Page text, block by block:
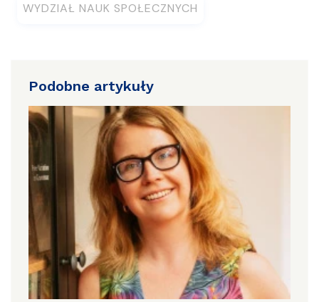
WYDZIAŁ NAUK SPOŁECZNYCH
Podobne artykuły